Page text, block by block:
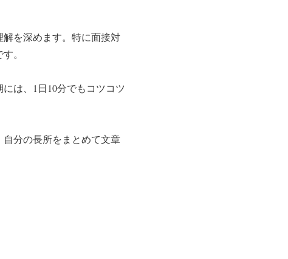
を深めます。特に面接対
。
は、1日10分でもコツコツ
分の長所をまとめて文章